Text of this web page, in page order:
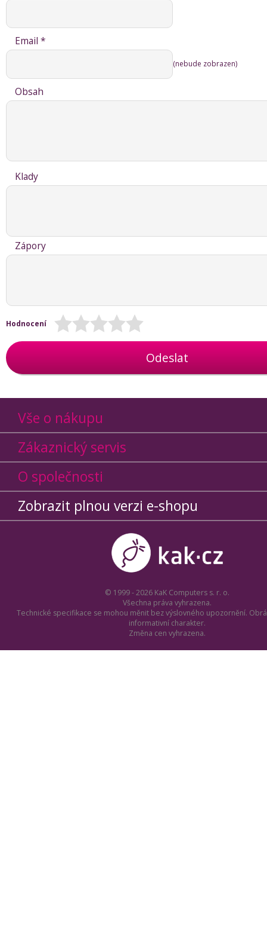
Email *
(nebude zobrazen)
Obsah
Klady
Zápory
Hodnocení
Odeslat
Vše o nákupu
Zákaznický servis
O společnosti
Zobrazit plnou verzi e-shopu
© 1999 - 2026 KaK Computers s. r. o.
Všechna práva vyhrazena.
Technické specifikace se mohou měnit bez výslovného upozornění.
informativní charakter.
Změna cen vyhrazena.